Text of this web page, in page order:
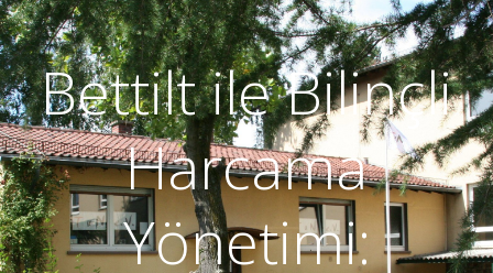
Bettilt ile Bilinçli
Harcama
Yönetimi: